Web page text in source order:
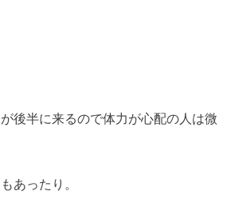
後半に来るので体力が心配の人は微
あったり。